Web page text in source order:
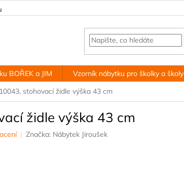
BOŘEK a JIM Vzorník nábytku pro školky a školy
stohovací židle výška 43 cm
židle výška 43 cm
Značka: Nábytek Jiroušek